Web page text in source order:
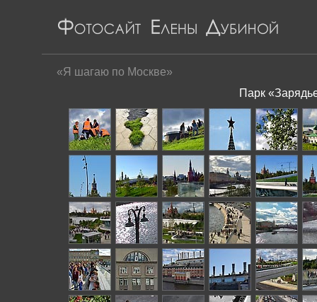
«Я шагаю по Москве»
Парк